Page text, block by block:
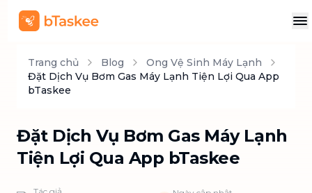
Trang chủ Blog
Ong Vệ Sinh Máy Lạnh
Đặt Dịch Vụ Bơm Gas Máy Lạnh Tiện Lợi Qua App
bTaskee
Đặt Dịch Vụ Bơm Gas Máy Lạnh
Tiện Lợi Qua App bTaskee